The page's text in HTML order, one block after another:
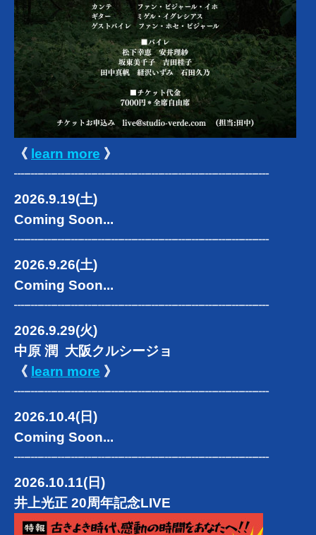
《 learn more 》
┈┈┈┈┈┈┈┈┈┈┈┈┈┈┈┈┈┈┈
2026.9.19(土)
Coming Soon...
┈┈┈┈┈┈┈┈┈┈┈┈┈┈┈┈┈┈┈
2026.9.26(土)
Coming Soon...
┈┈┈┈┈┈┈┈┈┈┈┈┈┈┈┈┈┈┈
2026.9.29(火)
中原 潤 大阪クルシージョ
《 learn more 》
┈┈┈┈┈┈┈┈┈┈┈┈┈┈┈┈┈┈┈
2026.10.4(日)
Coming Soon...
┈┈┈┈┈┈┈┈┈┈┈┈┈┈┈┈┈┈┈
2026.10.11(日)
井上光正 20周年記念LIVE